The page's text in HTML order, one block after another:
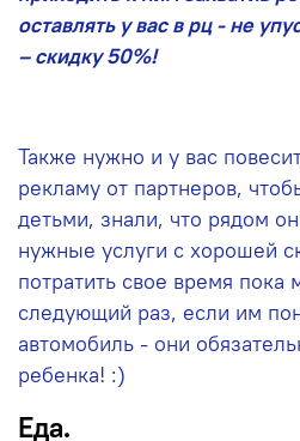
оставлять у вас в рц - не
– скидку 50%!
Также нужно и у вас
рекламу от партнеров,
детьми, знали, что рядом
нужные услуги с хорошей
потратить свое время пока
следующий раз, если им
автомобиль - они
ребенка! :)
Еда.